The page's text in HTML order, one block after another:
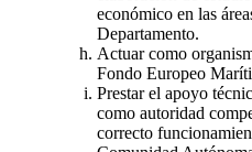
económico en las
Departamento.
Actuar como
Fondo Europeo
Prestar el apoyo
como autoridad
correcto